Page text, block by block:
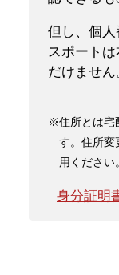
但し、個
スポート
だけません
※住所とは宅
す。住所変
用ください
身分証明